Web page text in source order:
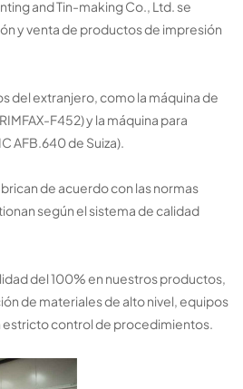
and Tin-making Co., Ltd. se
y venta de productos de impresión
del extranjero, como la máquina de
F452) y la máquina para
AFB.640 de Suiza).
de acuerdo con las normas
según el sistema de calidad
del 100% en nuestros productos,
de materiales de alto nivel, equipos
estricto control de procedimientos.